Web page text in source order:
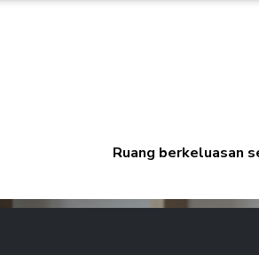
Ruang berkeluasan